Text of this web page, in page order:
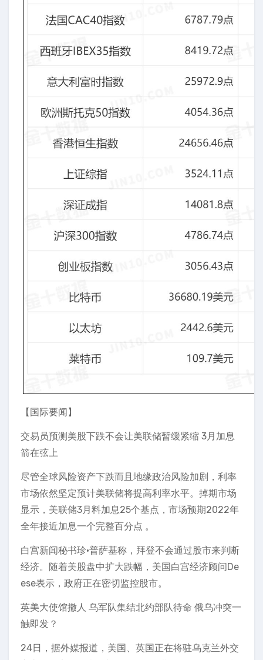
【国际要闻】
交易员预测美股下跌不会让美联储暂缓紧缩 3月加息
箭在弦上
尽管全球风险资产下跌而且地缘政治风险加剧，利率
市场依然坚定预计美联储将提高利率水平。掉期市场
显示，美联储3月料加息25个基点，市场预期2022年
全年接近加息一个完整百分点 。
白宫新闻秘书珍·普萨基称，拜登不会通过股市来判断
经济。随着美股盘中扩大跌幅，美国白宫经济顾问De
ese表示，政府正在密切监控股市。
英美大使馆撤人 乌军队集结北约部队待命 俄乌冲突一
触即发？
24日，据外媒报道，美国、英国正在将驻乌克兰外交